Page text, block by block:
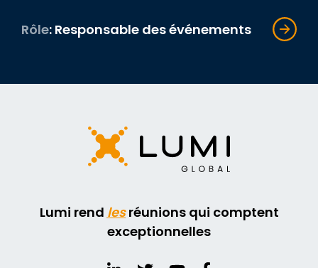
Rôle: Responsable des événements
Lumi rend lesréunions qui comptent
exceptionnelles